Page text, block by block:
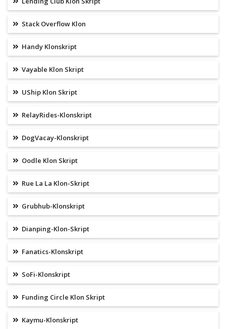
Stack Overflow Klon
Handy Klonskript
Vayable Klon Skript
UShip Klon Skript
RelayRides-Klonskript
DogVacay-Klonskript
Oodle Klon Skript
Rue La La Klon-Skript
Grubhub-Klonskript
Dianping-Klon-Skript
Fanatics-Klonskript
SoFi-Klonskript
Funding Circle Klon Skript
Kaymu-Klonskript